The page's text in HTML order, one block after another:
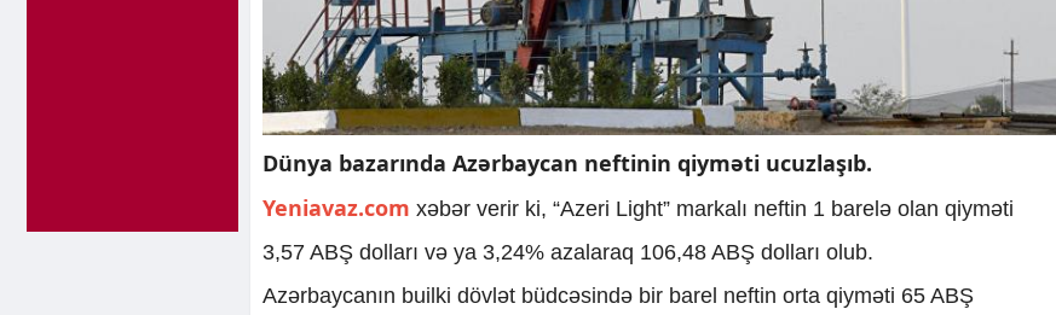
Dünya bazarında Azərbaycan neftinin qiyməti ucuzlaşıb.
Yeniavaz.com xəbər verir ki, “Azeri Light” markalı neftin 1 barelə olan qiyməti
3,57 ABŞ dolları və ya 3,24% azalaraq 106,48 ABŞ dolları olub.
Azərbaycanın builki dövlət büdcəsində bir barel neftin orta qiyməti 65 ABŞ